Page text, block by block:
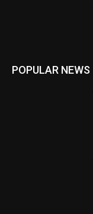
POPULAR NEWS